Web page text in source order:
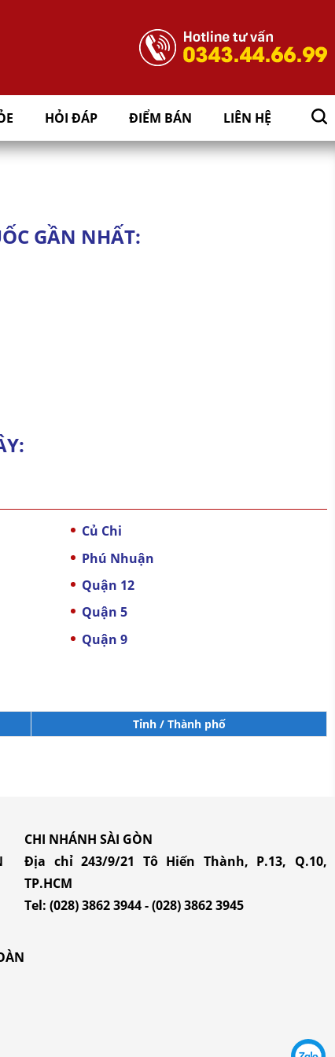
HỎI ĐÁP ĐIỂM BÁN LIÊN HỆ
GẦN NHẤT:
Củ Chi
Phú Nhuận
Quận 12
Quận 5
Quận 9
Tỉnh / Thành phố
CHI NHÁNH SÀI GÒN
Địa chỉ 243/9/21 Tô Hiến Thành, P.13, Q.10,
TP.HCM
Tel:(028) 3862 3944-(028) 3862 3945